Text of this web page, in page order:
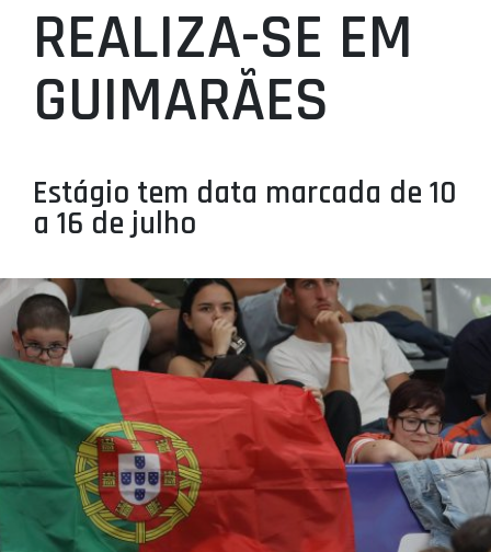
ÁREA TÉCNICA
PROJETOS
LIGA BETCLIC MASCULINA
REALIZA-SE EM
GUIMARÃES
Estágio tem data marcada de 10
a 16 de julho